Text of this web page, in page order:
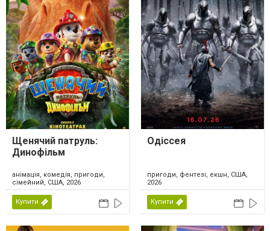
Щенячий патруль:
Динофільм
анімація, комедія, пригоди,
сімейний, США, 2026
Купити
Одіссея
пригоди, фентезі, екшн, США,
2026
Купити